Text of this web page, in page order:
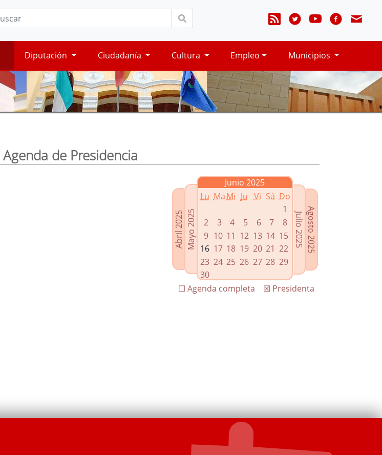
Diputación Ciudadanía Cultura Empleo Municipios
Agenda de Presidencia
Abril 2025Mayo 2025
Junio 2025
Lu MaMi Ju Vi Sá Do
1
2
3 4 5 6 7
8
9 10 11 12 13 14 15
16 17 18 19 20 21 22
23 24 25 26 27 28 29
30
Agosto 2025
Julio 2025
☒ Presidenta
☐ Agenda completa